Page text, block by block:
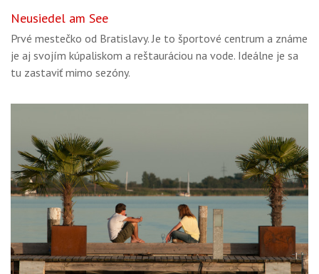
Neusiedel am See
Prvé mestečko od Bratislavy. Je to športové centrum a známe
je aj svojím kúpaliskom a reštauráciou na vode. Ideálne je sa
tu zastaviť mimo sezóny.